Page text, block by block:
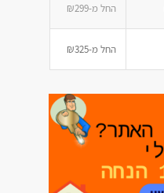
החל מ-₪299
החל מ-₪325